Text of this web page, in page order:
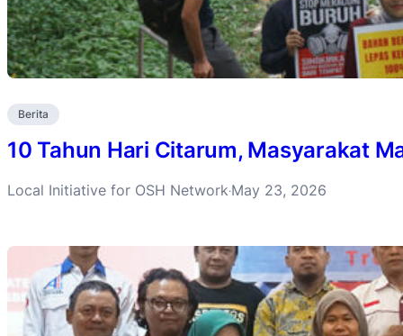
Berita
10 Tahun Hari Citarum, Masyarakat
Local Initiative for OSH Network·May 23, 2026